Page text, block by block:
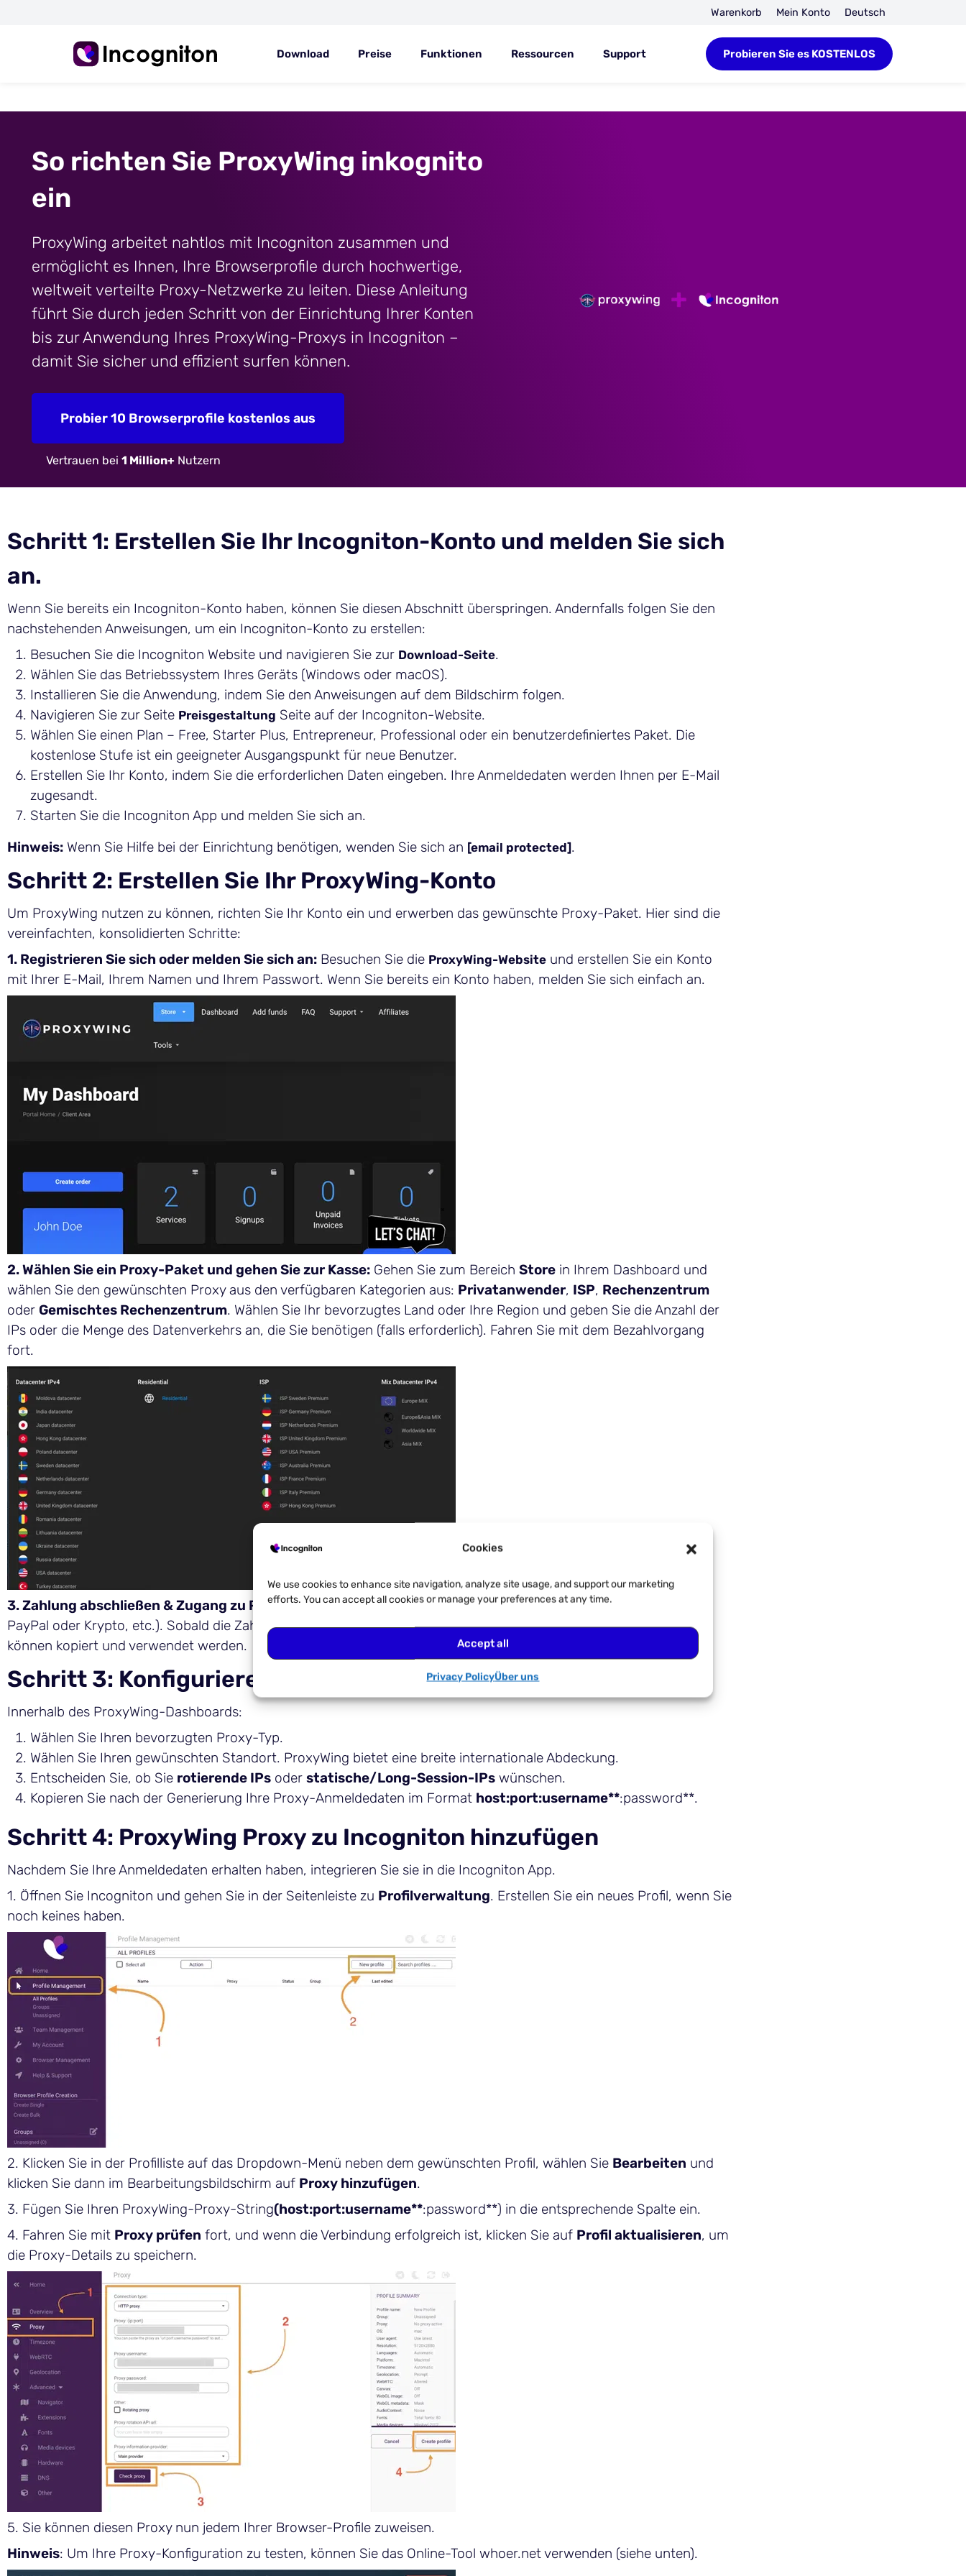
Cookies
We use cookies to enhance site navigation, analyze site usage, and support our marketing
efforts. You can accept all cookies or manage your preferences at any time.
Accept all
Privacy PolicyÜber uns
Warenkorb Mein Konto Deutsch
Download Preise Funktionen Ressourcen Support Probieren Sie es KOSTENLOS
So richten Sie ProxyWing inkognito
ein
ProxyWing arbeitet nahtlos mit Incogniton zusammen und
ermöglicht es Ihnen, Ihre Browserprofile durch hochwertige,
weltweit verteilte Proxy-Netzwerke zu leiten. Diese Anleitung
führt Sie durch jeden Schritt von der Einrichtung Ihrer Konten
bis zur Anwendung Ihres ProxyWing-Proxys in Incogniton –
damit Sie sicher und effizient surfen können.
Probier 10 Browserprofile kostenlos aus
Vertrauen bei 1 Million+ Nutzern
Schritt 1: Erstellen Sie Ihr Incogniton-Konto und melden Sie sich
an.
Wenn Sie bereits ein Incogniton-Konto haben, können Sie diesen Abschnitt überspringen. Andernfalls folgen Sie den
nachstehenden Anweisungen, um ein Incogniton-Konto zu erstellen:
Besuchen Sie die Incogniton Website und navigieren Sie zur Download-Seite.
Wählen Sie das Betriebssystem Ihres Geräts (Windows oder macOS).
Installieren Sie die Anwendung, indem Sie den Anweisungen auf dem Bildschirm folgen.
Navigieren Sie zur Seite Preisgestaltung Seite auf der Incogniton-Website.
Wählen Sie einen Plan – Free, Starter Plus, Entrepreneur, Professional oder ein benutzerdefiniertes Paket. Die
kostenlose Stufe ist ein geeigneter Ausgangspunkt für neue Benutzer.
Erstellen Sie Ihr Konto, indem Sie die erforderlichen Daten eingeben. Ihre Anmeldedaten werden Ihnen per E-Mail
zugesandt.
Starten Sie die Incogniton App und melden Sie sich an.
Hinweis: Wenn Sie Hilfe bei der Einrichtung benötigen, wenden Sie sich an [email protected].
Schritt 2: Erstellen Sie Ihr ProxyWing-Konto
Um ProxyWing nutzen zu können, richten Sie Ihr Konto ein und erwerben das gewünschte Proxy-Paket. Hier sind die
vereinfachten, konsolidierten Schritte:
1. Registrieren Sie sich oder melden Sie sich an: Besuchen Sie die ProxyWing-Website und erstellen Sie ein Konto
mit Ihrer E-Mail, Ihrem Namen und Ihrem Passwort. Wenn Sie bereits ein Konto haben, melden Sie sich einfach an.
2. Wählen Sie ein Proxy-Paket und gehen Sie zur Kasse: Gehen Sie zum Bereich Store in Ihrem Dashboard und
wählen Sie den gewünschten Proxy aus den verfügbaren Kategorien aus: Privatanwender, ISP, Rechenzentrum
oder Gemischtes Rechenzentrum. Wählen Sie Ihr bevorzugtes Land oder Ihre Region und geben Sie die Anzahl der
IPs oder die Menge des Datenverkehrs an, die Sie benötigen (falls erforderlich). Fahren Sie mit dem Bezahlvorgang
fort.
3. Zahlung abschließen & Zugang zu Proxies: Bezahlen Sie mit der von Ihnen bevorzugten Methode (Kreditkarte,
PayPal oder Krypto, etc.). Sobald die Zahlung bestätigt ist, erscheinen Ihre Proxys sofort in Ihrem Dashboard und
können kopiert und verwendet werden.
Schritt 3: Konfigurieren Sie Ihren ProxyWing Proxy
Innerhalb des ProxyWing-Dashboards:
Wählen Sie Ihren bevorzugten Proxy-Typ.
Wählen Sie Ihren gewünschten Standort. ProxyWing bietet eine breite internationale Abdeckung.
Entscheiden Sie, ob Sie rotierende IPs oder statische/Long-Session-IPs wünschen.
Kopieren Sie nach der Generierung Ihre Proxy-Anmeldedaten im Format host:port:username**:password**.
Schritt 4: ProxyWing Proxy zu Incogniton hinzufügen
Nachdem Sie Ihre Anmeldedaten erhalten haben, integrieren Sie sie in die Incogniton App.
1. Öffnen Sie Incogniton und gehen Sie in der Seitenleiste zu Profilverwaltung. Erstellen Sie ein neues Profil, wenn Sie
noch keines haben.
2. Klicken Sie in der Profilliste auf das Dropdown-Menü neben dem gewünschten Profil, wählen Sie Bearbeiten und
klicken Sie dann im Bearbeitungsbildschirm auf Proxy hinzufügen.
3. Fügen Sie Ihren ProxyWing-Proxy-String(host:port:username**:password**) in die entsprechende Spalte ein.
4. Fahren Sie mit Proxy prüfen fort, und wenn die Verbindung erfolgreich ist, klicken Sie auf Profil aktualisieren, um
die Proxy-Details zu speichern.
5. Sie können diesen Proxy nun jedem Ihrer Browser-Profile zuweisen.
Hinweis: Um Ihre Proxy-Konfiguration zu testen, können Sie das Online-Tool whoer.net verwenden (siehe unten).